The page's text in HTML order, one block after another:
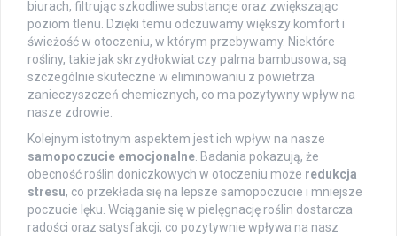
biurach, filtrując szkodliwe substancje oraz zwiększając
poziom tlenu. Dzięki temu odczuwamy większy komfort i
świeżość w otoczeniu, w którym przebywamy. Niektóre
rośliny, takie jak skrzydłokwiat czy palma bambusowa, są
szczególnie skuteczne w eliminowaniu z powietrza
zanieczyszczeń chemicznych, co ma pozytywny wpływ na
nasze zdrowie.
Kolejnym istotnym aspektem jest ich wpływ na nasze
samopoczucie emocjonalne. Badania pokazują, że
obecność roślin doniczkowych w otoczeniu może redukcja
stresu, co przekłada się na lepsze samopoczucie i mniejsze
poczucie lęku. Wciąganie się w pielęgnację roślin dostarcza
radości oraz satysfakcji, co pozytywnie wpływa na nasz